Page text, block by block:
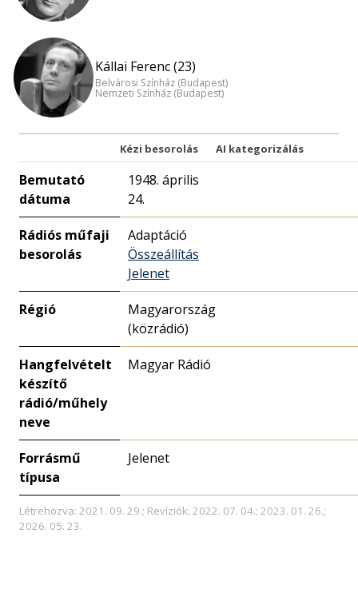
Kállai Ferenc (23)
Belvárosi Színház (Budapest)
Nemzeti Színház (Budapest)
Kézi besorolás AI kategorizálás
Bemutató
dátuma
1948. április
24.
Rádiós műfaji
besorolás
Adaptáció
Összeállítás
Jelenet
Régió
Magyarország
(közrádió)
Hangfelvételt
készítő
rádió/műhely
neve
Magyar Rádió
Forrásmű
típusa
Jelenet
Létrehozva: 2021. 09. 29.; Revíziók: 2022. 07. 04.; 2023. 01. 26.;
2026. 05. 23.